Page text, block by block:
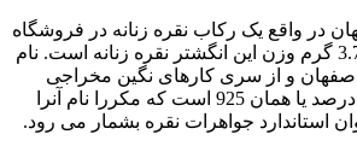
در واقع یک رکاب نقره زنانه در فروشگاه
رکاب فارسی است. 3.73 گرم وزن این انگشتر نقره زنانه است. نام
اصفهان و از سری کارهای نگین مخراجی
است. عیار رکاب 92.5 درصد یا همان 925 است که مکررا نام آنرا
استاندارد جواهرات نقره بشمار می رود.